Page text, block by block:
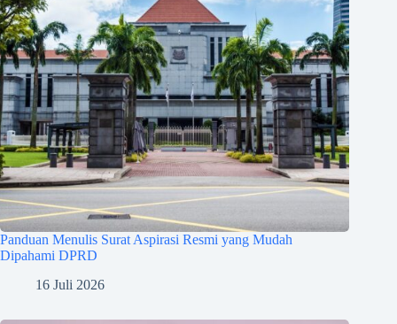
Panduan Menulis Surat Aspirasi Resmi yang Mudah
Dipahami DPRD
16 Juli 2026